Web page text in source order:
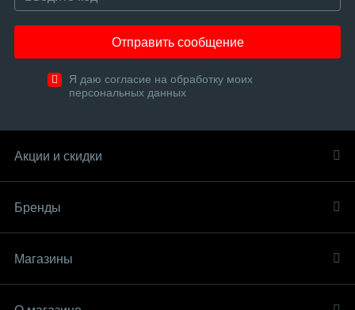
Отправить сообщение
Я даю согласие на обработку моих
персональных данных
Акции и скидки
Бренды
Магазины